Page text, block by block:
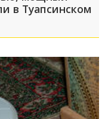
в Туапсинском